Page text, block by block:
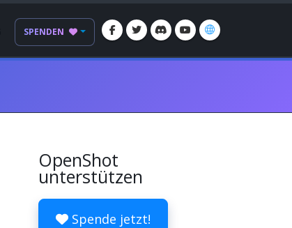
SPENDEN
OpenShot
unterstützen
Spende jetzt!